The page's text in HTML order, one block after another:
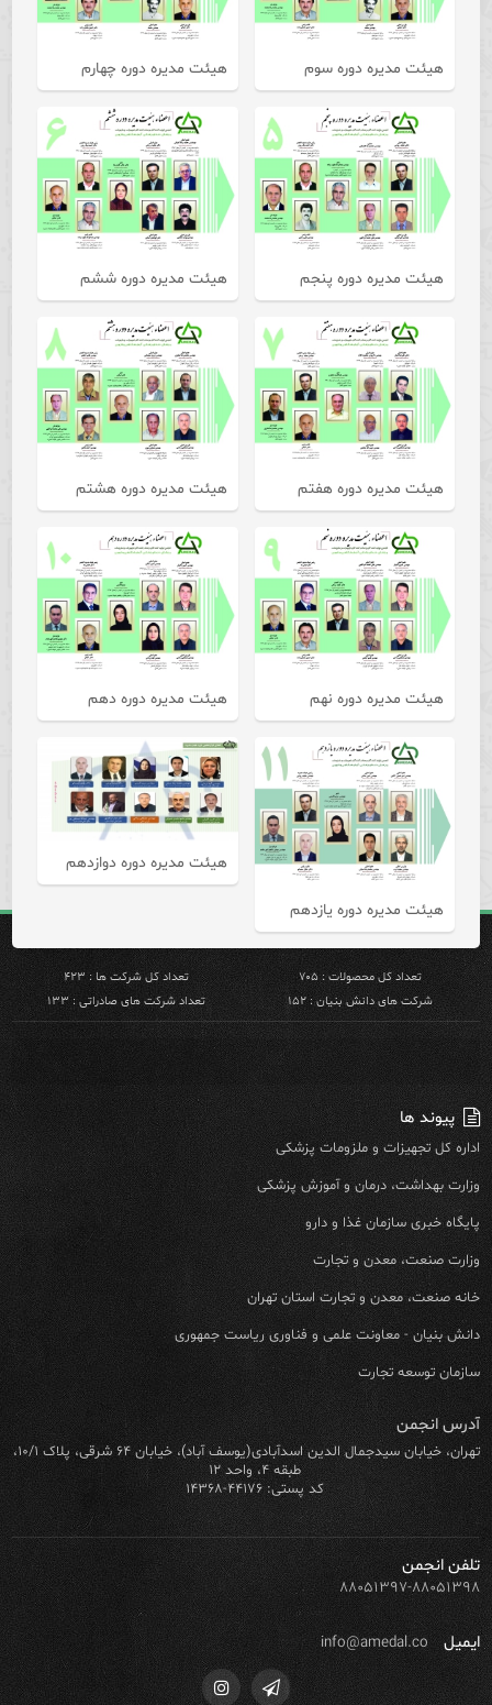
هیئت مدیره دوره سوم هیئت مدیره دوره چهارم
هیئت مدیره دوره پنجم هیئت مدیره دوره ششم
هیئت مدیره دوره هفتم هیئت مدیره دوره هشتم
هیئت مدیره دوره نهم هیئت مدیره دوره دهم
هیئت مدیره دوره یازدهم
هیئت مدیره دوره دوازدهم
تعداد کل محصولات : ۷۰۵
تعداد کل شرکت ها : ۴۲۳
شرکت های دانش بنیان : ۱۵۲
تعداد شرکت های صادراتی : ۱۳۳
پیوند ها
اداره کل تجهیزات و ملزومات پزشکی
وزارت بهداشت، درمان و آموزش پزشکی
پایگاه خبری سازمان غذا و دارو
وزارت صنعت، معدن و تجارت
خانه صنعت، معدن و تجارت استان تهران
دانش بنیان - معاونت علمی و فناوری ریاست جمهوری
سازمان توسعه تجارت
آدرس انجمن
تهران، خیابان سیدجمال الدین اسدآبادی(یوسف آباد)، خیابان ۶۴ شرقی، پلاک ۱۰/۱،
طبقه ۴، واحد ۱۲
کد پستی: ۴۴۱۷۶-۱۴۳۶۸
تلفن انجمن
۸۸۰۵۱۳۹۷-۸۸۰۵۱۳۹۸
ایمیل info@amedal.co